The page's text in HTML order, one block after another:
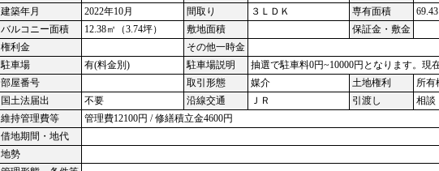
建築年月 2022年10月 間取り ３ＬＤＫ 専有面積
バルコニー面積
12.38㎡（3.74坪） 敷地面積
保証金・敷金
権利金
その他一時金
駐車場
有(料金別) 駐車場説明
抽選で駐車料0円~10000円となります。現
部屋番号
取引形態 媒介 土地権利
所有
国土法届出
不要 沿線交通 ＪＲ 引渡し
相談
維持管理費等
管理費12100円 / 修繕積立金4600円
借地期間・地代
地勢